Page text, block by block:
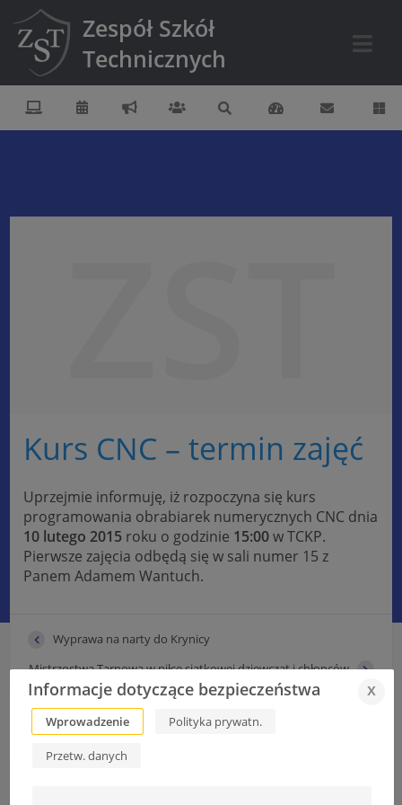
Zespół Szkół
Technicznych
Kurs CNC – termin zajęć
Uprzejmie informuję, iż rozpoczyna się kurs
programowania obrabiarek numerycznych CNC dnia
10 lutego 2015 roku o godzinie 15:00w TCKP.
Pierwsze zajęcia odbędą się w sali numer 15 z
Panem Adamem Wantuch.
Wyprawa na narty do Krynicy
Mistrzostwa Tarnowa w piłce siatkowej dziewcząt i chłopców
Informacje dotyczące bezpieczeństwa x
Wprowadzenie Polityka prywatn.
Przetw. danych